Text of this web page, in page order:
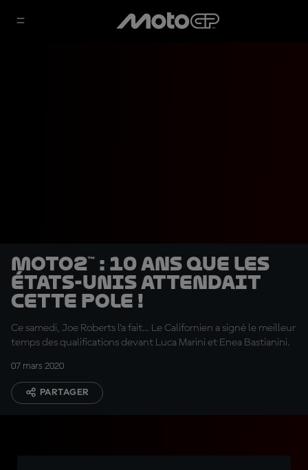
Moto2™ : 10 ans que les
États-Unis attendait
cette pole !
Ce samedi, Joe Roberts l'a fait... Le Californien a signé le meilleur
temps des qualifications devant Luca Marini et Enea Bastianini.
07 mars 2020
PARTAGER